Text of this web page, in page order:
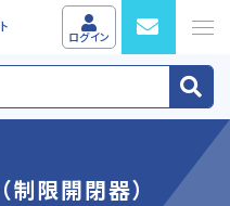
ログイン
制限開閉器）